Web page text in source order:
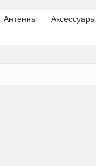
Антенны Аксессуары